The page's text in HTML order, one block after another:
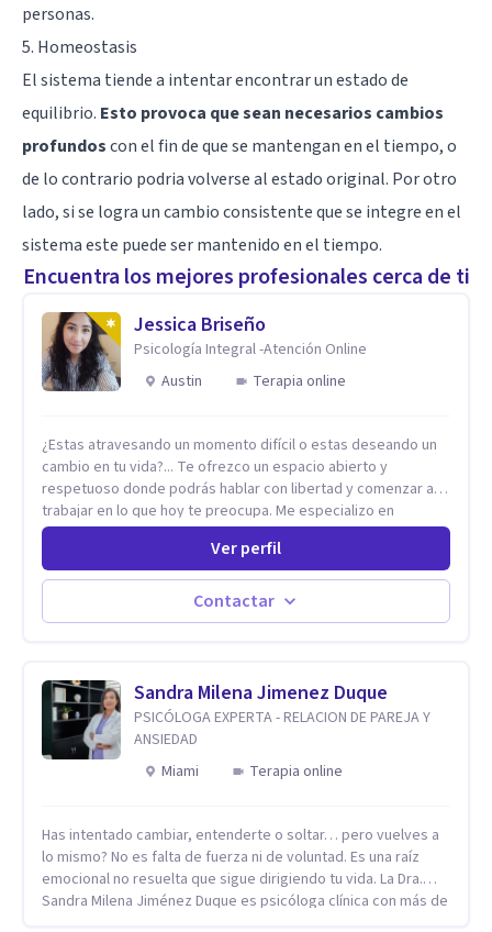
personas.
5. Homeostasis
El sistema tiende a intentar encontrar un estado de
equilibrio. Esto provoca que sean necesarios cambios
profundoscon el fin de que se mantengan en el tiempo, o
de lo contrario podria volverse al estado original. Por otro
lado, si se logra un cambio consistente que se integre en el
sistema este puede ser mantenido en el tiempo.
Encuentra los mejores profesionales cerca de ti
Jessica Briseño
Psicología Integral -Atención Online
Austin
Terapia online
¿Estas atravesando un momento difícil o estas deseando un
cambio en tu vida?... Te ofrezco un espacio abierto y
respetuoso donde podrás hablar con libertad y comenzar a
trabajar en lo que hoy te preocupa. Me especializo en
Trastornos de Ansiedad y a lo largo de mi experiencia
profesional he acompañado a muchas Familias y Parejas con
distintas problemáticas como el manejo del estrés,
Autoestima, Gestión de la Ira, Depresión, Retos en la Crianza,
Codependencia, Celos, entre otros. Cuento con más de 12
Adolescentes y Adultos
Ver perfil
Contactar
Sandra Milena Jimenez Duque
PSICÓLOGA EXPERTA - RELACION DE PAREJA Y
ANSIEDAD
Miami
Terapia online
Has intentado cambiar, entenderte o soltar… pero vuelves a
lo mismo? No es falta de fuerza ni de voluntad. Es una raíz
emocional no resuelta que sigue dirigiendo tu vida. La Dra.
Sandra Milena Jiménez Duque es psicóloga clínica con más de